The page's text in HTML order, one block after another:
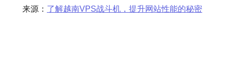
来源： 了解越南VPS战斗机，提升网站性能的秘密